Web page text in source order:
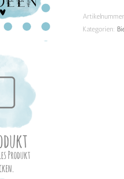
Kategorien: